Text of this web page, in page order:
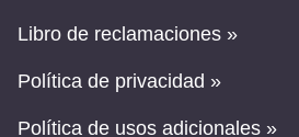
Libro de reclamaciones »
Política de privacidad »
Política de usos adicionales »